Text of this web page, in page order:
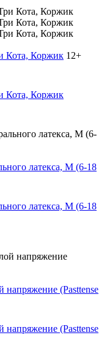
Кота, Коржик 12+
Кота, Коржик
латекса, M (6-18
латекса, M (6-18
(Pasttense
(Pasttense